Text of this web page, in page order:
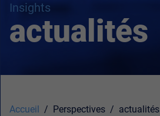
Insights
actualités
Accueil Perspectives actualités